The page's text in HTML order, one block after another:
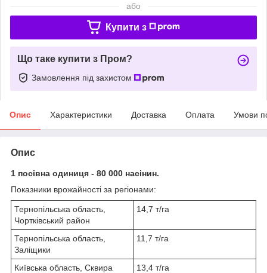
або
Купити з
Що таке купити з Пром?
Замовлення під захистом
Опис Характеристики Доставка Оплата Умови
Опис
1 посівна одиниця - 80 000 насінин.
Показники врожайності за регіонами:
Тернопільська область,
Чортківський район
14,7 т/га
Тернопільська область,
Заліщики
11,7 т/га
Київська область, Сквира
13,4 т/га